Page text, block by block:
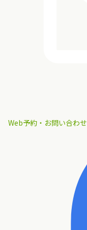
Web予約・お問い合わせ